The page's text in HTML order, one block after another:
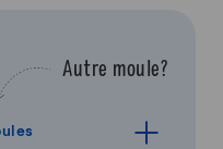
Autre moule?